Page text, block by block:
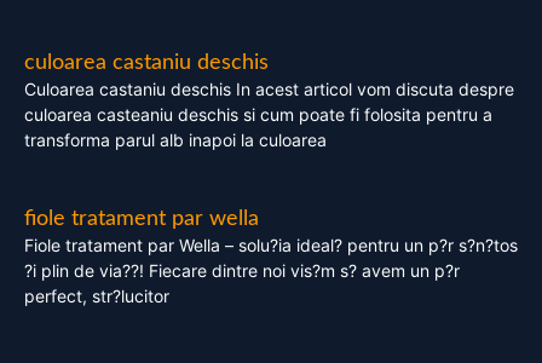
culoarea castaniu deschis
Culoarea castaniu deschis In acest articol vom discuta despre
culoarea casteaniu deschis si cum poate fi folosita pentru a
transforma parul alb inapoi la culoarea
fiole tratament par wella
Fiole tratament par Wella – solu?ia ideal? pentru un p?r s?n?tos
?i plin de via??! Fiecare dintre noi vis?m s? avem un p?r
perfect, str?lucitor